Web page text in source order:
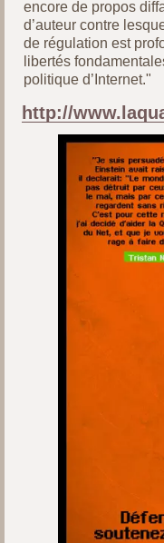
encore de propos
d’auteur contre
de régulation est
libertés
politique d’Internet."
http://